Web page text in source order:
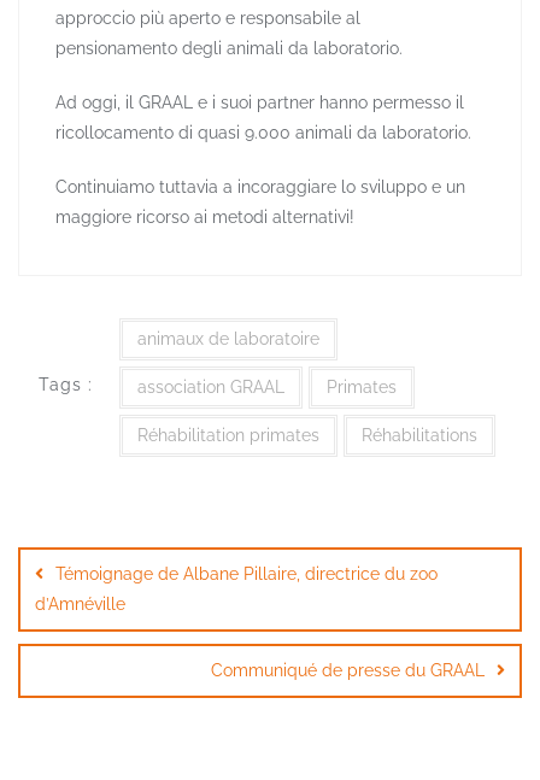
approccio più aperto e responsabile al
pensionamento degli animali da laboratorio.
Ad oggi, il GRAAL e i suoi partner hanno permesso il
ricollocamento di quasi 9.000 animali da laboratorio.
Continuiamo tuttavia a incoraggiare lo sviluppo e un
maggiore ricorso ai metodi alternativi!
Tags :
animaux de laboratoire
association GRAAL Primates
Réhabilitation primates Réhabilitations
de
l’article
Témoignage de Albane Pillaire, directrice du zoo
d’Amnéville
Communiqué de presse du GRAAL